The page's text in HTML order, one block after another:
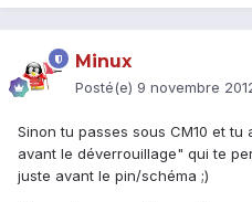
Minux
Posté(e) 9 novembre
Sinon tu passes sous CM10 et
avant le déverrouillage" qui te
juste avant le pin/schéma ;)